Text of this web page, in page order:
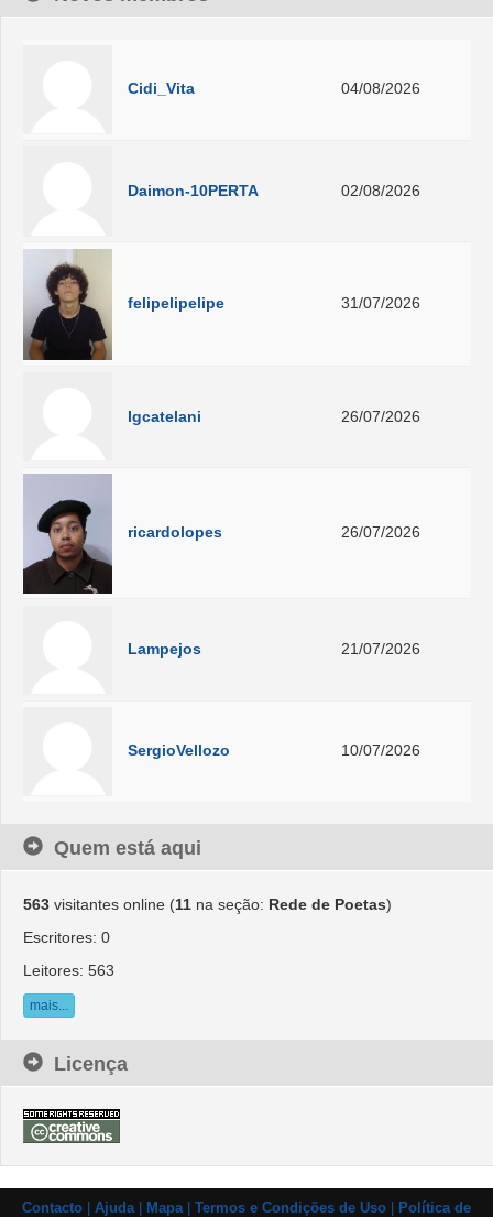
Cidi_Vita 04/08/2026
Daimon-10PERTA 02/08/2026
felipelipelipe 31/07/2026
lgcatelani 26/07/2026
ricardolopes 26/07/2026
Lampejos 21/07/2026
SergioVellozo 10/07/2026
Quem está aqui
563 visitantes online (11 na seção: Rede de Poetas)
Escritores: 0
Leitores: 563
mais...
Licença
Contacto Ajuda Mapa Termos e Condições de Uso Política de